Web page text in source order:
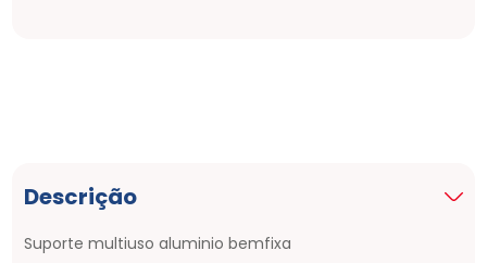
Descrição
Suporte multiuso aluminio bemfixa